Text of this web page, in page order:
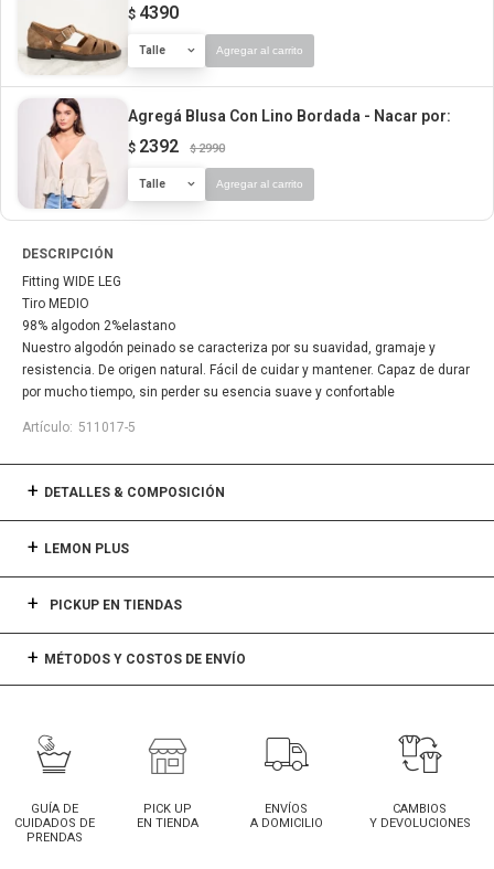
$ 4390
Talle Agregar al carrito
Agregá Blusa Con Lino Bordada - Nacar por:
$ 2392 $ 2990
Talle Agregar al carrito
DESCRIPCIÓN
Fitting WIDE LEG
Tiro MEDIO
98% algodon 2%elastano
Nuestro algodón peinado se caracteriza por su suavidad, gramaje y
resistencia. De origen natural. Fácil de cuidar y mantener. Capaz de durar
por mucho tiempo, sin perder su esencia suave y confortable
511017-5
DETALLES & COMPOSICIÓN
LEMON PLUS
PICKUP EN TIENDAS
MÉTODOS Y COSTOS DE ENVÍO
GUÍA DE
CUIDADOS DE
PRENDAS
PICK UP
EN TIENDA
ENVÍOS
A DOMICILIO
CAMBIOS
Y DEVOLUCIONES